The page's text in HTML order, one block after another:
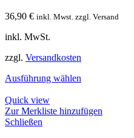
36,90 € inkl. Mwst. zzgl. Versand
inkl. MwSt.
zzgl. Versandkosten
Ausführung wählen
Quick view
Zur Merkliste hinzufügen
Schließen